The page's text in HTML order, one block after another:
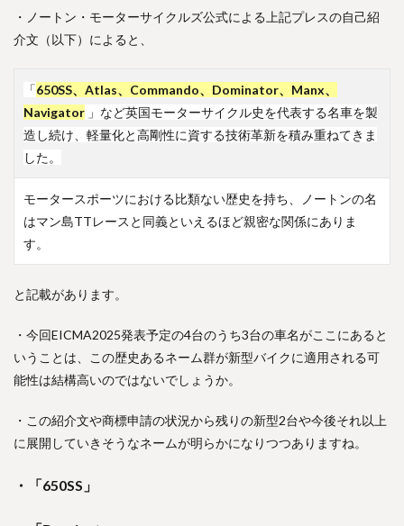
・ノートン・モーターサイクルズ公式による上記プレスの自己紹
介文（以下）によると、
「650SS、Atlas、Commando、Dominator、Manx、
Navigator 」など英国モーターサイクル史を代表する名車を製
造し続け、軽量化と高剛性に資する技術革新を積み重ねてきま
した。
モータースポーツにおける比類ない歴史を持ち、ノートンの名
はマン島TTレースと同義といえるほど親密な関係にありま
す。
と記載があります。
・今回EICMA2025発表予定の4台のうち3台の車名がここにあると
いうことは、この歴史あるネーム群が新型バイクに適用される可
能性は結構高いのではないでしょうか。
・この紹介文や商標申請の状況から残りの新型2台や今後それ以上
に展開していきそうなネームが明らかになりつつありますね。
・「650SS」